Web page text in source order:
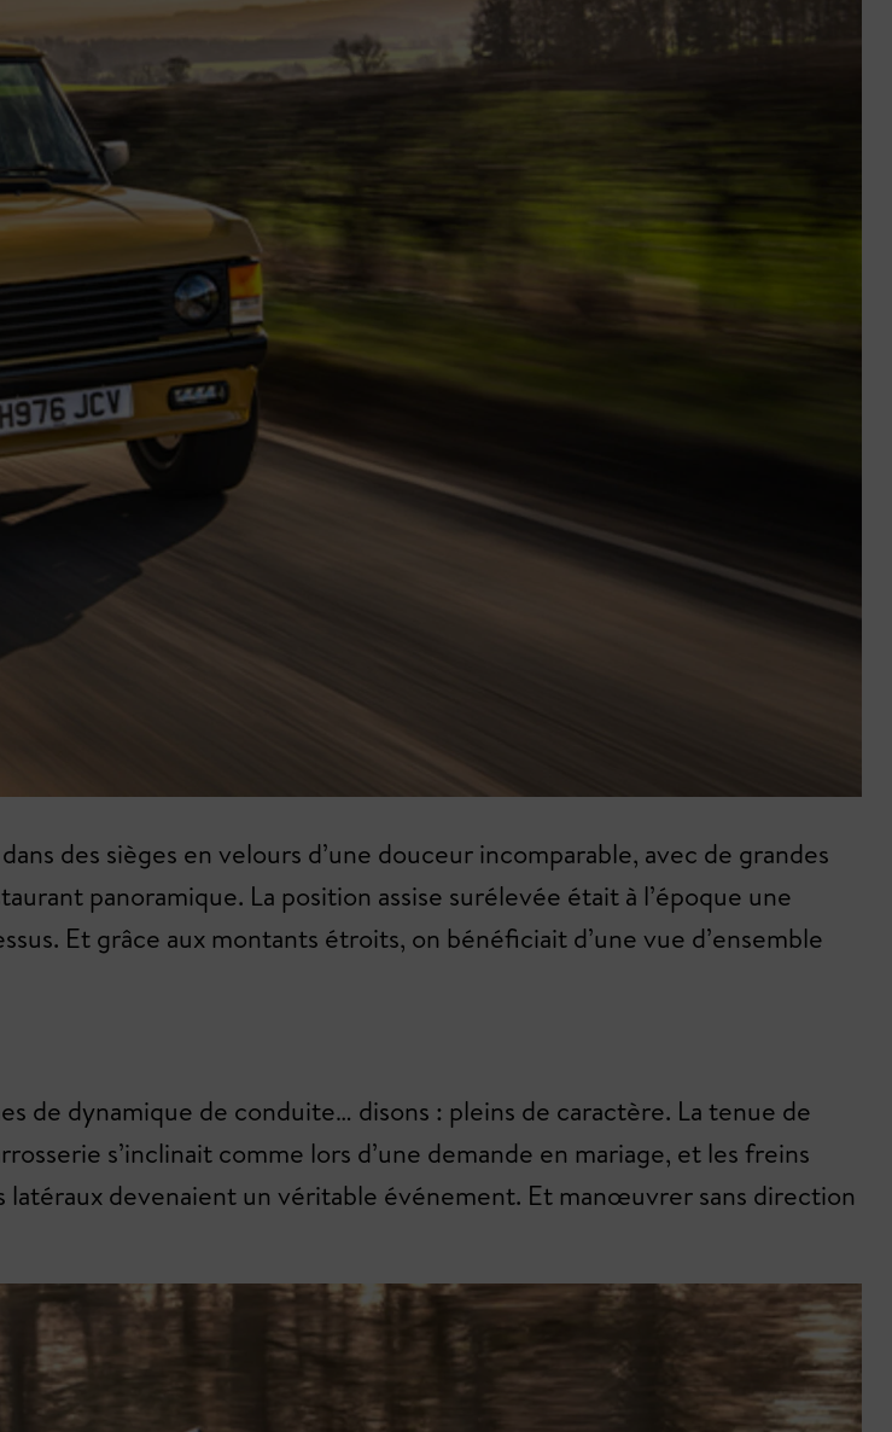
des sièges en velours d’une douceur incomparable, avec de grandes
panoramique. La position assise surélevée était à l’époque une
Et grâce aux montants étroits, on bénéficiait d’une vue d’ensemble
de dynamique de conduite… disons : pleins de caractère. La tenue de
s’inclinait comme lors d’une demande en mariage, et les freins
devenaient un véritable événement. Et manœuvrer sans direction